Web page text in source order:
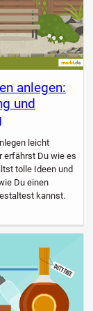
anlegen:
und
leicht
erfährst Du wie es
tolle Ideen und
Du einen
kannst.